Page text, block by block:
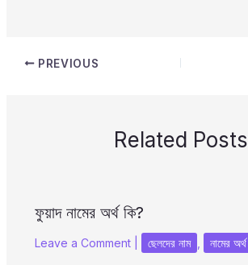
PREVIOUS
Related Posts
ফুয়াদ নামের অর্থ কি?
Leave a Comment ছেলদের নাম নামের অর্থ